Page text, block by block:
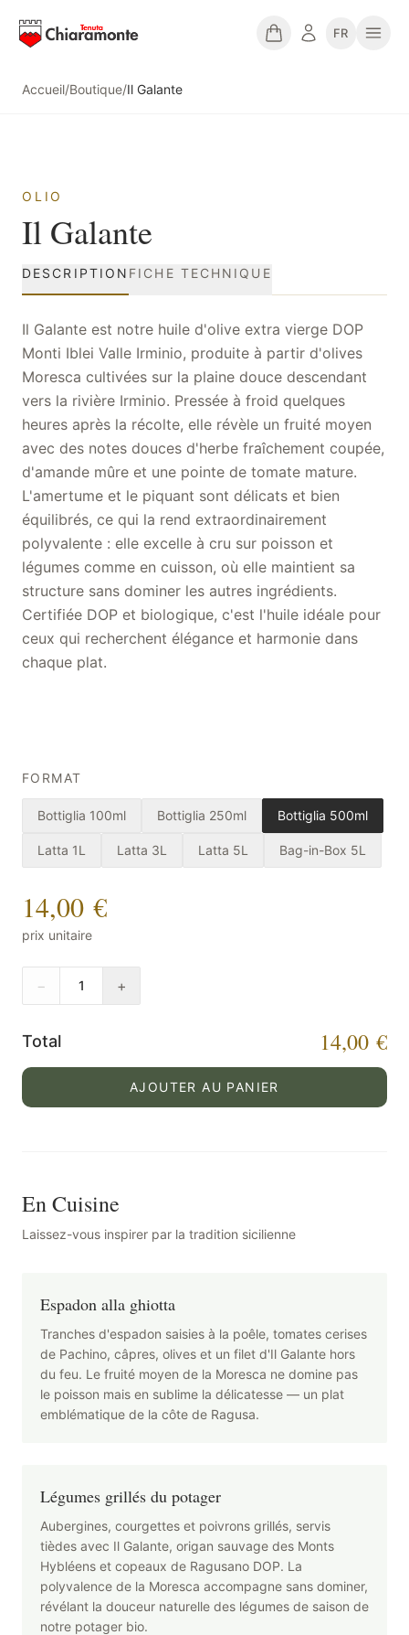
FR
Accueil/Boutique/Il Galante
OLIO
Il Galante
DESCRIPTION FICHE TECHNIQUE
Il Galante est notre huile d'olive extra vierge DOP
Monti Iblei Valle Irminio, produite à partir d'olives
Moresca cultivées sur la plaine douce descendant
vers la rivière Irminio. Pressée à froid quelques
heures après la récolte, elle révèle un fruité moyen
avec des notes douces d'herbe fraîchement coupée,
d'amande mûre et une pointe de tomate mature.
L'amertume et le piquant sont délicats et bien
équilibrés, ce qui la rend extraordinairement
polyvalente : elle excelle à cru sur poisson et
légumes comme en cuisson, où elle maintient sa
structure sans dominer les autres ingrédients.
Certifiée DOP et biologique, c'est l'huile idéale pour
ceux qui recherchent élégance et harmonie dans
chaque plat.
FORMAT
Bottiglia 100ml Bottiglia 250ml Bottiglia 500ml
Latta 1L Latta 3L Latta 5L Bag-in-Box 5L
14,00 €
prix unitaire
− 1 +
Total 14,00 €
AJOUTER AU PANIER
En Cuisine
Laissez-vous inspirer par la tradition sicilienne
Espadon alla ghiotta
Tranches d'espadon saisies à la poêle, tomates cerises
de Pachino, câpres, olives et un filet d'Il Galante hors
du feu. Le fruité moyen de la Moresca ne domine pas
le poisson mais en sublime la délicatesse — un plat
emblématique de la côte de Ragusa.
Légumes grillés du potager
Aubergines, courgettes et poivrons grillés, servis
tièdes avec Il Galante, origan sauvage des Monts
Hybléens et copeaux de Ragusano DOP. La
polyvalence de la Moresca accompagne sans dominer,
révélant la douceur naturelle des légumes de saison de
notre potager bio.